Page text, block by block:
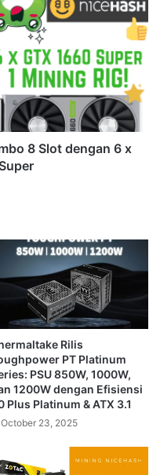
8 Slot dengan 6 x
Rilis
PT Platinum
PSU 850W, 1000W,
1200W dengan Efisiensi
Plus Platinum & ATX 3.1
October 23, 2025